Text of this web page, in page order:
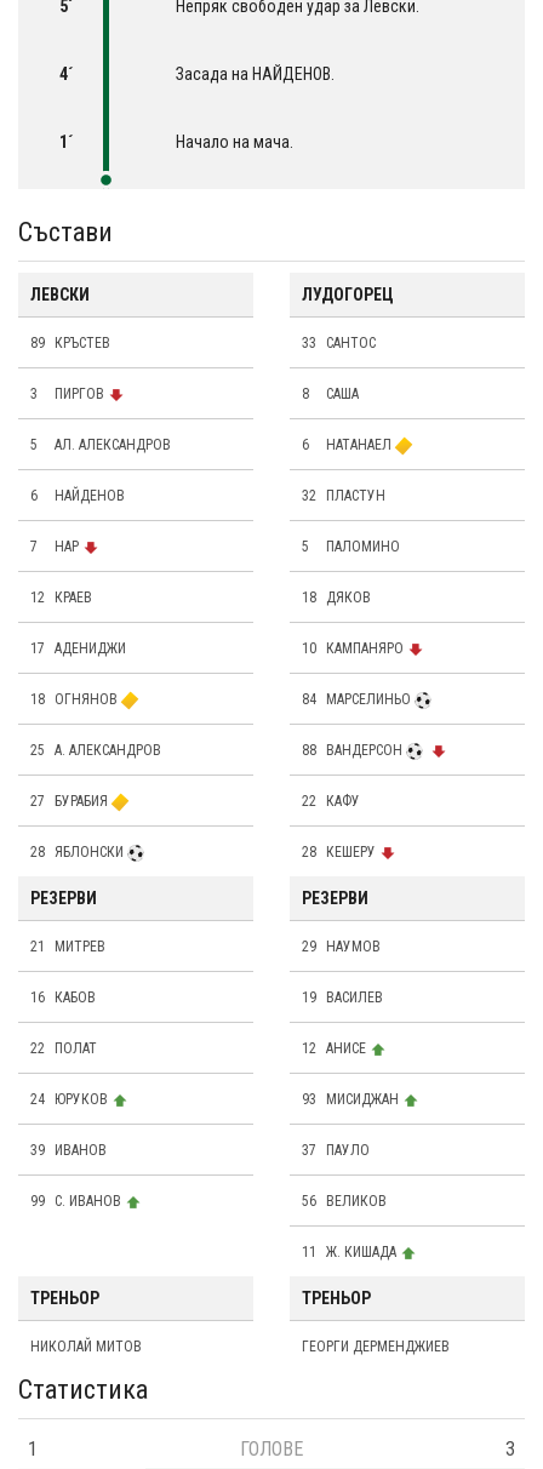
5´ Непряк свободен удар за Левски.
4´ Засада на НАЙДЕНОВ.
1´ Начало на мача.
Състави
ЛЕВСКИ
89 КРЪСТЕВ
3 ПИРГОВ
5 АЛ. АЛЕКСАНДРОВ
6 НАЙДЕНОВ
7 НАР
12 КРАЕВ
17 АДЕНИДЖИ
18 ОГНЯНОВ
25 А. АЛЕКСАНДРОВ
27 БУРАБИЯ
28 ЯБЛОНСКИ
РЕЗЕРВИ
21 МИТРЕВ
16 КАБОВ
22 ПОЛАТ
24 ЮРУКОВ
39 ИВАНОВ
99 С. ИВАНОВ
ЛУДОГОРЕЦ
33 САНТОС
8 САША
6 НАТАНАЕЛ
32 ПЛАСТУН
5 ПАЛОМИНО
18 ДЯКОВ
10 КАМПАНЯРО
84 МАРСЕЛИНЬО
88 ВАНДЕРСОН
22 КАФУ
28 КЕШЕРУ
РЕЗЕРВИ
29 НАУМОВ
19 ВАСИЛЕВ
12 АНИСЕ
93 МИСИДЖАН
37 ПАУЛО
56 ВЕЛИКОВ
11 Ж. КИШАДА
ТРЕНЬОР
НИКОЛАЙ МИТОВ
ТРЕНЬОР
ГЕОРГИ ДЕРМЕНДЖИЕВ
Статистика
1 ГОЛОВЕ
3